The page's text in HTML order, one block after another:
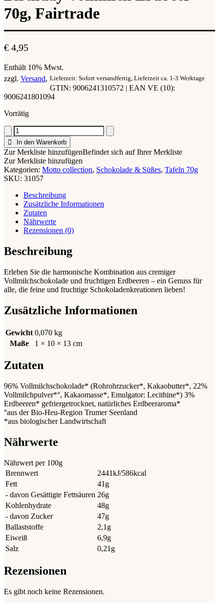
70g, Fairtrade
€ 4,95
Enthält 10% Mwst.
zzgl. Versand Lieferzeit: Sofort versandfertig, Lieferzeit ca. 1-3 Werktage
GTIN: 9006241310572 | EAN VE (10):
9006241801094
Vorrätig
BIOART
Schoko
Happy
Birthday
Vollmilch
Erdbeer
70g,
Fairtrade
Menge
In den Warenkorb
Zur Merkliste hinzufügenBefindet sich auf Ihrer Merkliste
Zur Merkliste hinzufügen
Kategorien: Motto collection, Schokolade & Süßes, Tafeln 70g
SKU: 31057
Beschreibung
Zusätzliche Informationen
Zutaten
Nährwerte
Rezensionen (0)
Beschreibung
Erleben Sie die harmonische Kombination aus cremiger
Vollmilchschokolade und fruchtigen Erdbeeren – ein Genuss für
alle, die feine und fruchtige Schokoladenkreationen lieben!
Zusätzliche Informationen
Gewicht 0,070 kg
Maße
1 × 10 × 13 cm
Zutaten
96% Vollmilchschokolade* (Rohrohrzucker*, Kakaobutter*, 22%
Vollmilchpulver*°, Kakaomasse*, Emulgator: Lecithine*) 3%
Erdbeeren* gefriergetrocknet, natürliches Erdbeeraroma*
°aus der Bio-Heu-Region Trumer Seenland
*aus biologischer Landwirtschaft
Nährwerte
Nährwert per 100g
Brennwert
2441kJ/586kcal
Fett
41g
- davon Gesättigte Fettsäuren 26g
Kohlenhydrate
48g
- davon Zucker
47g
Ballaststoffe
2,1g
Eiweiß
6,9g
Salz
0,21g
Rezensionen
Es gibt noch keine Rezensionen.